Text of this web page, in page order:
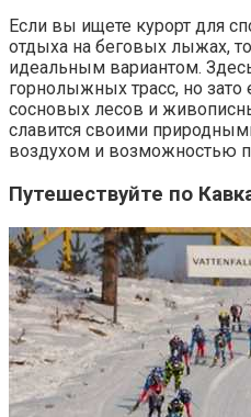
Если вы ищете курорт для
отдыха на беговых лыжах,
идеальным вариантом.
горнолыжных трасс, но
сосновых лесов и
славится своими
воздухом и возможностью
Путешествуйте по